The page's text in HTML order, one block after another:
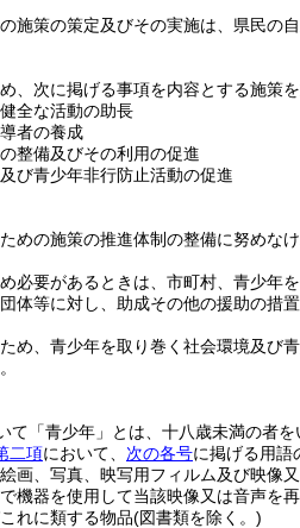
施策の策定及びその実施は、県民の
、次に掲げる事項を内容とする施策
全な活動の助長
者の養成
整備及びその利用の促進
び青少年非行防止活動の促進
めの施策の推進体制の整備に努めなけ
必要があるときは、市町村、青少
体等に対し、助成その他の援助の措置
め、青少年を取り巻く社会環境及び
て「青少年」とは、十八歳未満の者を
二項において、 次の各号に掲げる用語
、写真、映写用フィルム及び映像
機器を使用して当該映像又は音声を
れに類する物品(図書類を除く。)